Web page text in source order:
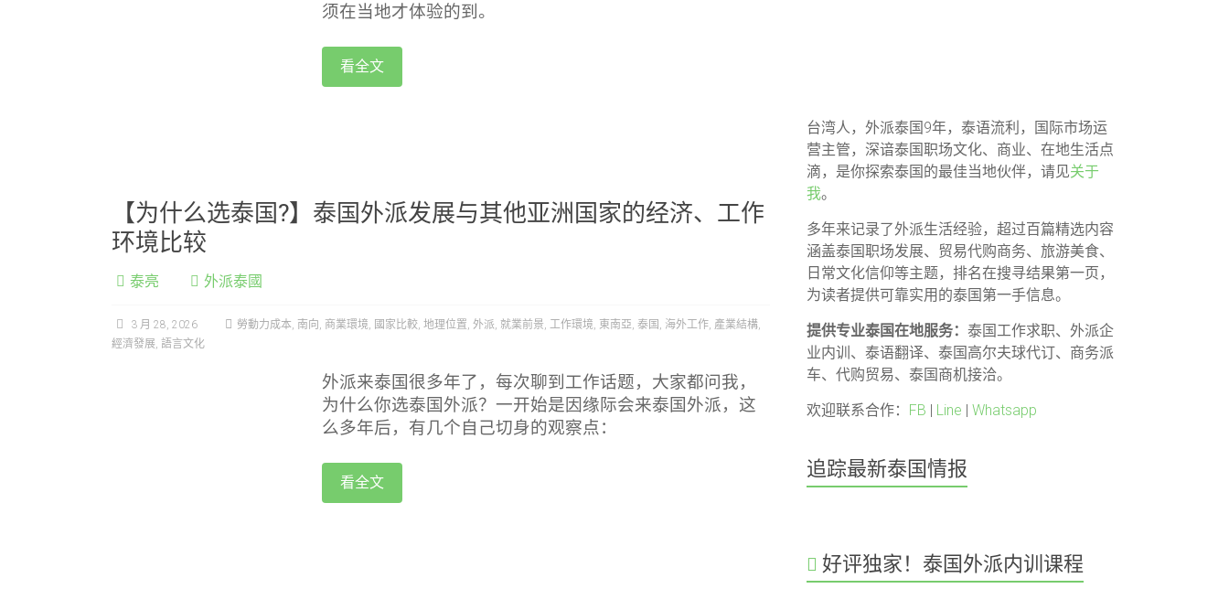
须在当地才体验的到。
看全文
【为什么选泰国?】泰国外派发展与其他亚洲国家的经济、工作
环境比较
泰亮 外派泰國
3 月 28, 2026 勞動力成本 南向 商業環境 國家比較 地理位置 外派 就業前景 工作環境 東南亞 泰国 海外工作 產業結構
經濟發展 語言文化
外派来泰国很多年了，每次聊到工作话题，大家都问我，
为什么你选泰国外派？一开始是因缘际会来泰国外派，这
么多年后，有几个自己切身的观察点：
看全文
台湾人，外派泰国9年，泰语流利，国际市场运
营主管，深谙泰国职场文化、商业、在地生活点
滴，是你探索泰国的最佳当地伙伴，请见关于
我。
多年来记录了外派生活经验，超过百篇精选内容
涵盖泰国职场发展、贸易代购商务、旅游美食、
日常文化信仰等主题，排名在搜寻结果第一页，
为读者提供可靠实用的泰国第一手信息。
提供专业泰国在地服务：泰国工作求职、外派企
业内训、泰语翻译、泰国高尔夫球代订、商务派
车、代购贸易、泰国商机接洽。
欢迎联系合作： FB | Line |Whatsapp
追踪最新泰国情报
好评独家！泰国外派内训课程